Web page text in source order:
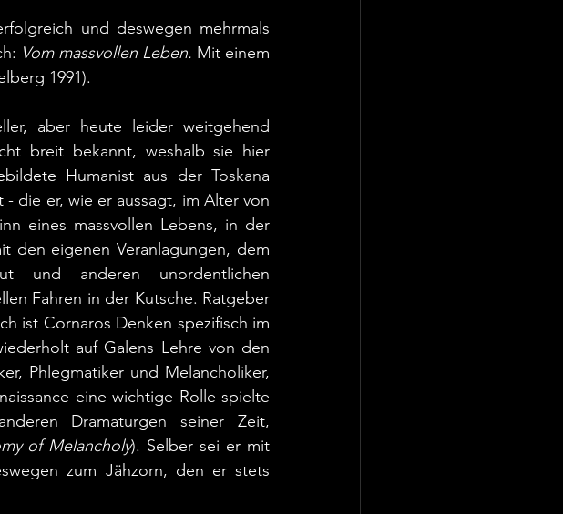
und deswegen mehrmals
Vom massvollen Leben. Mit einem
1991).
aber heute leider weitgehend
breit bekannt, weshalb sie hier
Humanist aus der Toskana
die er, wie er aussagt, im Alter von
eines massvollen Lebens, in der
den eigenen Veranlagungen, dem
und anderen unordentlichen
Fahren in der Kutsche. Ratgeber
ist Cornaros Denken spezifisch im
auf Galens Lehre von den
Phlegmatiker und Melancholiker,
eine wichtige Rolle spielte
Dramaturgen seiner Zeit,
of Melancholy). Selber sei er mit
zum Jähzorn, den er stets